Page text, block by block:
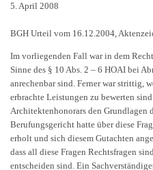
5. April 2008
BGH Urteil vom 16.12.2004,
Im vorliegenden Fall war in dem
Sinne des § 10 Abs. 2 – 6 HOAI bei
anrechenbar sind. Ferner war strittig,
erbrachte Leistungen zu bewerten
Architektenhonorars den Grundlagen
Berufungsgericht hatte über diese
erholt und sich diesem Gutachten
dass all diese Fragen Rechtsfragen
entscheiden sind. Ein